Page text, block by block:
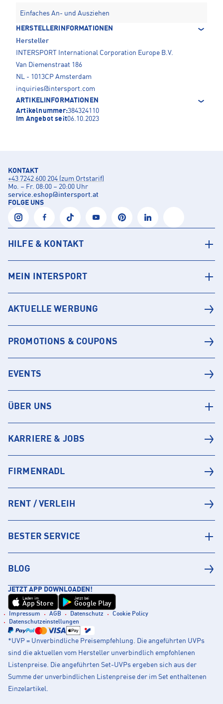
Einfaches An- und Ausziehen
HERSTELLERINFORMATIONEN
Hersteller
INTERSPORT International Corporation Europe B.V.
Van Diemenstraat 186
NL - 1013CP Amsterdam
inquiries@intersport.com
ARTIKELINFORMATIONEN
Artikelnummer:384324110
Im Angebot seit06.10.2023
KONTAKT
+43 7242 600 204 (zum Ortstarif)
Mo. – Fr. 08:00 – 20:00 Uhr
service.eshop@intersport.at
FOLGE UNS
HILFE & KONTAKT
MEIN INTERSPORT
AKTUELLE WERBUNG
PROMOTIONS & COUPONS
EVENTS
ÜBER UNS
KARRIERE & JOBS
FIRMENRADL
RENT / VERLEIH
BESTER SERVICE
BLOG
JETZT APP DOWNLOADEN!
Laden im
App Store
Jetzt bei
Google Play
Impressum AGB Datenschutz
Cookie Policy
Datenschutzeinstellungen
*UVP = Unverbindliche Preisempfehlung. Die angeführten UVPs
sind die aktuellen vom Hersteller unverbindlich empfohlenen
Listenpreise. Die angeführten Set-UVPs ergeben sich aus der
Summe der unverbindlichen Listenpreise der im Set enthaltenen
Einzelartikel.